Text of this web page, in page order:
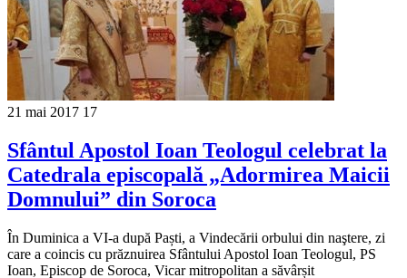
21 mai 2017 17
Sfântul Apostol Ioan Teologul celebrat la
Catedrala episcopală „Adormirea Maicii
Domnului” din Soroca
În Duminica a VI-a după Paști, a Vindecării orbului din naştere, zi
care a coincis cu prăznuirea Sfântului Apostol Ioan Teologul, PS
Ioan, Episcop de Soroca, Vicar mitropolitan a săvârșit